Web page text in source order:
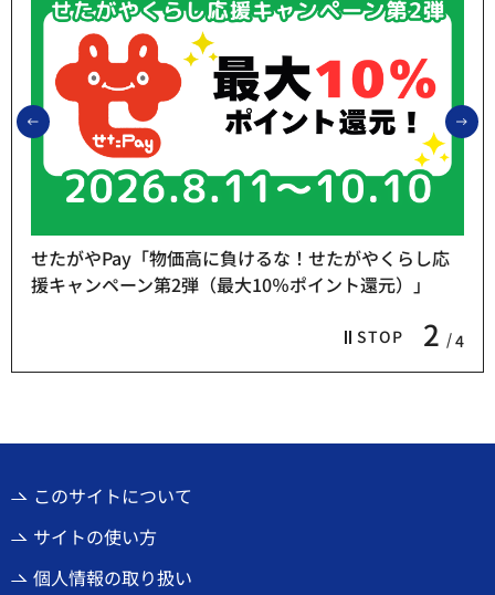
前のスライドを表示
STOP 2 4
せたがやPay「物価高に負けるな！せたがやくらし応
援キャンペーン第2弾（最大10％ポイント還元）」
このサイトについて
サイトの使い方
個人情報の取り扱い